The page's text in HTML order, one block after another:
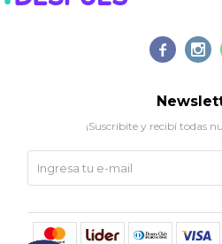
 
¡Suscribite y recibí todas